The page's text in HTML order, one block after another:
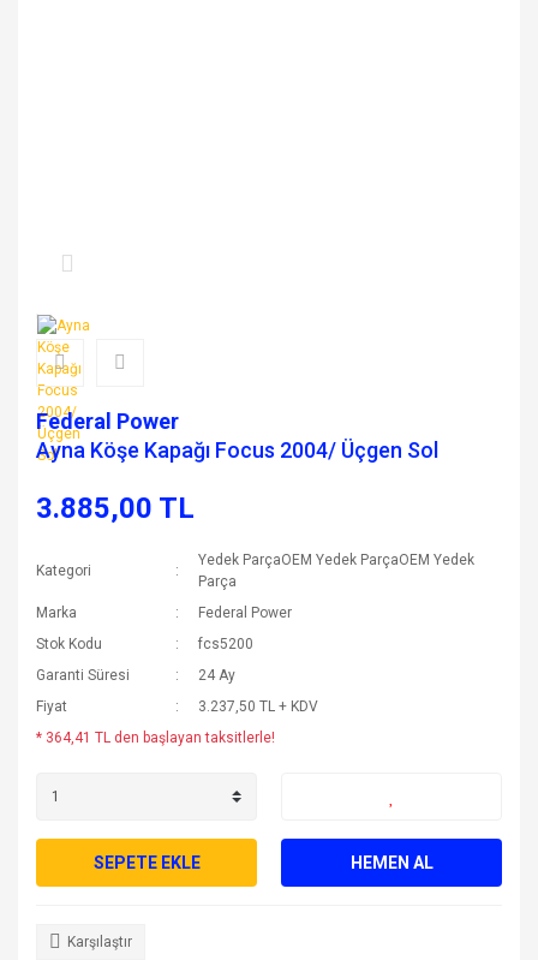
Federal Power
Ayna Köşe Kapağı Focus 2004/ Üçgen Sol
3.885,00 TL
Kategori
Yedek ParçaOEM Yedek ParçaOEM Yedek
Parça
Marka
Federal Power
Stok Kodu
fcs5200
Garanti Süresi
24 Ay
Fiyat
3.237,50 TL + KDV
* 364,41 TL den başlayan taksitlerle!
SEPETE EKLE HEMEN AL
Karşılaştır